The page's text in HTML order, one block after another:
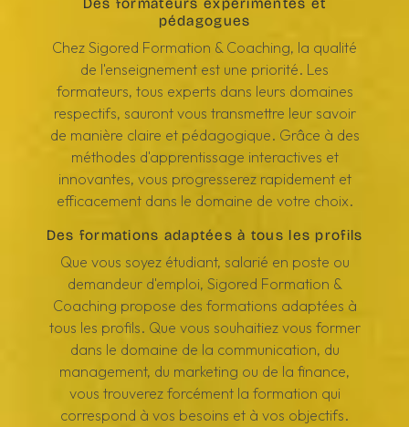
pédagogues
Chez Sigored Formation & Coaching, la qualité
de l'enseignement est une priorité. Les
formateurs, tous experts dans leurs domaines
respectifs, sauront vous transmettre leur savoir
de manière claire et pédagogique. Grâce à des
méthodes d'apprentissage interactives et
innovantes, vous progresserez rapidement et
efficacement dans le domaine de votre choix.
Des formations adaptées à tous les profils
Que vous soyez étudiant, salarié en poste ou
demandeur d'emploi, Sigored Formation &
Coaching propose des formations adaptées à
tous les profils. Que vous souhaitiez vous former
dans le domaine de la communication, du
management, du marketing ou de la finance,
vous trouverez forcément la formation qui
correspond à vos besoins et à vos objectifs.